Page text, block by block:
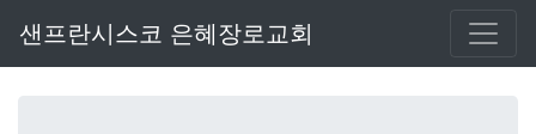
샌프란시스코 은혜장로교회